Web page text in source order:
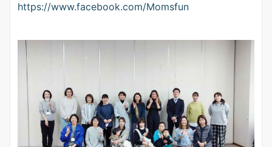
https://www.facebook.com/Momsfun